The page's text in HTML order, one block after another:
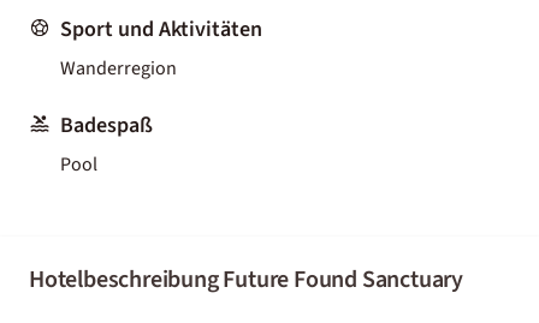
Sport und Aktivitäten
Wanderregion
Badespaß
Pool
Hotelbeschreibung Future Found Sanctuary